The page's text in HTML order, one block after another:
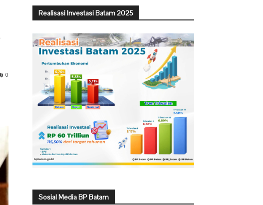
0
Realisasi Investasi Batam 2025
Sosial Media BP Batam